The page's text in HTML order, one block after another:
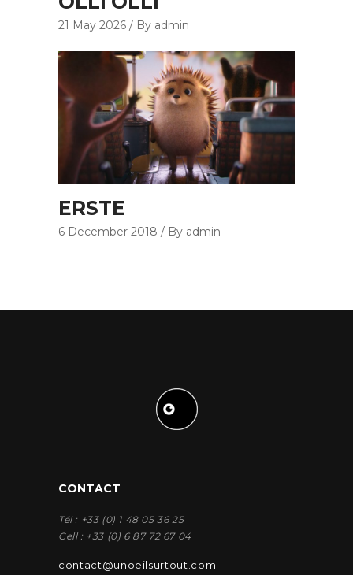
21 May 2026 By admin
ERSTE
6 December 2018 By admin
CONTACT
Tél : +33 (0) 1 48 05 36 25
Cell : +33 (0) 6 87 72 67 04
contact@unoeilsurtout.com